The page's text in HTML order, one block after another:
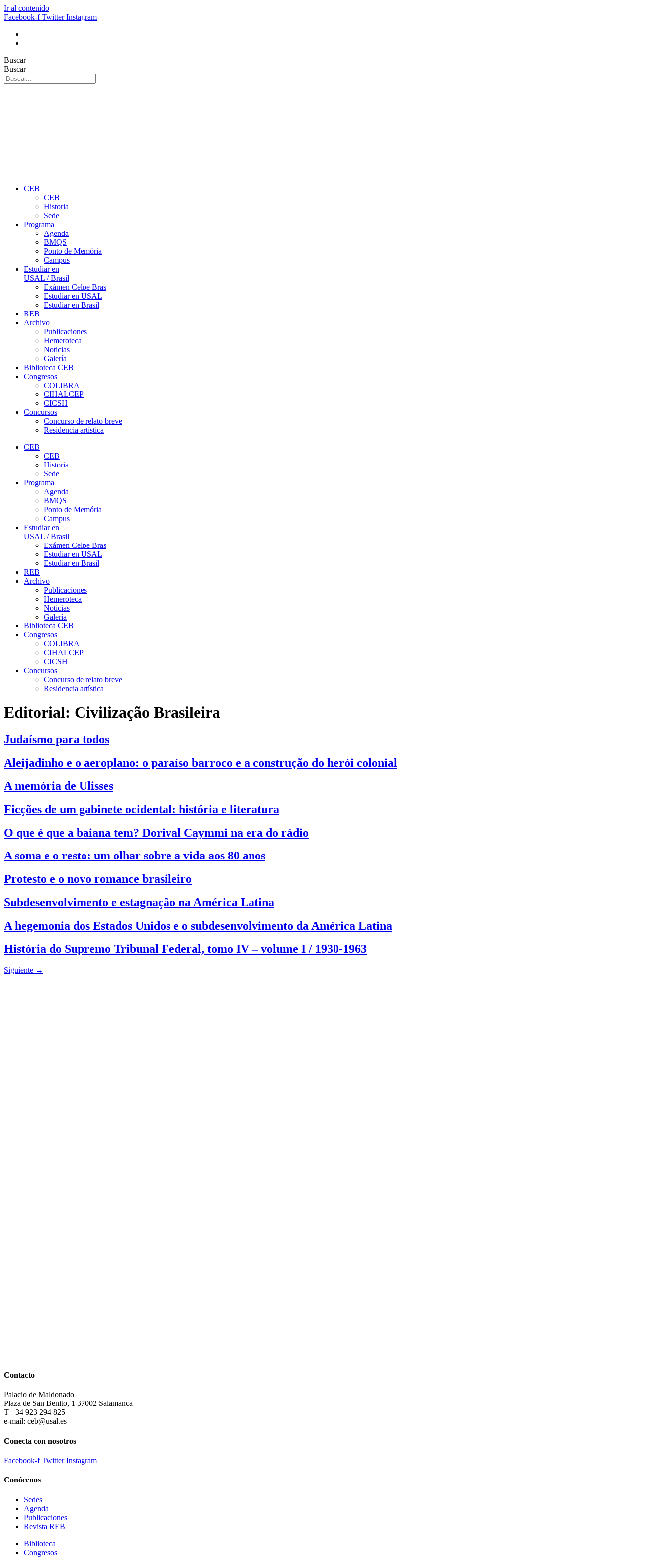
Ir al contenido
Facebook-f Twitter Instagram
Buscar
Buscar
CEB
CEB
Historia
Sede
Programa
Agenda
BMQS
Ponto de Memória
Campus
Estudiar en
USAL / Brasil
Exámen Celpe Bras
Estudiar en USAL
Estudiar en Brasil
REB
Archivo
Publicaciones
Hemeroteca
Noticias
Galería
Biblioteca CEB
Congresos
COLIBRA
CIHALCEP
CICSH
Concursos
Concurso de relato breve
Residencia artística
CEB
CEB
Historia
Sede
Programa
Agenda
BMQS
Ponto de Memória
Campus
Estudiar en
USAL / Brasil
Exámen Celpe Bras
Estudiar en USAL
Estudiar en Brasil
REB
Archivo
Publicaciones
Hemeroteca
Noticias
Galería
Biblioteca CEB
Congresos
COLIBRA
CIHALCEP
CICSH
Concursos
Concurso de relato breve
Residencia artística
Editorial: Civilização Brasileira
Judaísmo para todos
Aleijadinho e o aeroplano: o paraíso barroco e a construção do herói colonial
A memória de Ulisses
Ficções de um gabinete ocidental: história e literatura
O que é que a baiana tem? Dorival Caymmi na era do rádio
A soma e o resto: um olhar sobre a vida aos 80 anos
Protesto e o novo romance brasileiro
Subdesenvolvimento e estagnação na América Latina
A hegemonia dos Estados Unidos e o subdesenvolvimento da América Latina
História do Supremo Tribunal Federal, tomo IV – volume I / 1930-1963
Siguiente →
Contacto
Palacio de Maldonado
Plaza de San Benito, 1 37002 Salamanca
T +34 923 294 825
e-mail: ceb@usal.es
Conecta con nosotros
Facebook-f Twitter Instagram
Conócenos
Sedes
Agenda
Publicaciones
Revista REB
Biblioteca
Congresos